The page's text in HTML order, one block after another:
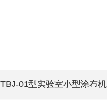
TBJ-01型实验室小型涂布机